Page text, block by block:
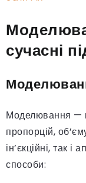
сучасні
Моделювання —
пропорцій,
ін’єкційні, так
способи: